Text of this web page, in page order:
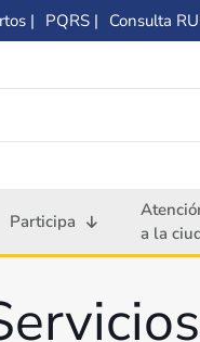
| PQRS | Consulta
Participa
a la